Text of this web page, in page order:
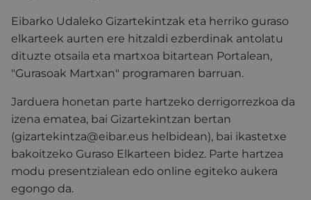
Eibarko Udaleko Gizartekintzak eta herriko guraso
elkarteek aurten ere hitzaldi ezberdinak antolatu
dituzte otsaila eta martxoa bitartean Portalean,
"Gurasoak Martxan" programaren barruan.
Jarduera honetan parte hartzeko derrigorrezkoa da
izena ematea, bai Gizartekintzan bertan
(gizartekintza@eibar.eus helbidean), bai ikastetxe
bakoitzeko Guraso Elkarteen bidez. Parte hartzea
modu presentzialean edo online egiteko aukera
egongo da.